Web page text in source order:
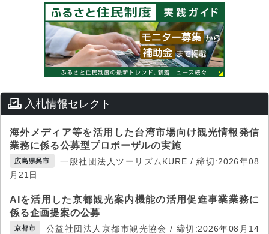
入札情報セレクト
海外メディア等を活用した台湾市場向け観光情報発信
業務に係る公募型プロポーザルの実施
広島県呉市
一般社団法人ツーリズムKURE / 締切:2026年08
月21日
AIを活用した京都観光案内機能の活用促進事業業務に
係る企画提案の公募
京都市
公益社団法人京都市観光協会 / 締切:2026年08月14